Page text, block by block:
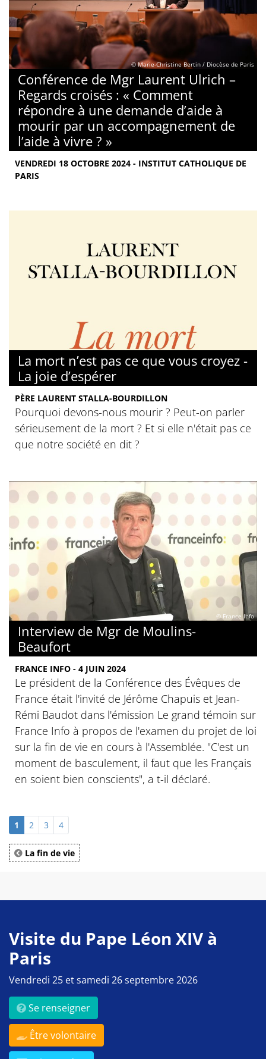
© Marie-Christine Bertin / Diocèse de Paris
Conférence de Mgr Laurent Ulrich –
Regards croisés : « Comment
répondre à une demande d’aide à
mourir par un accompagnement de
l’aide à vivre ? »
VENDREDI 18 OCTOBRE 2024 - INSTITUT CATHOLIQUE DE
PARIS
La mort n’est pas ce que vous croyez -
La joie d’espérer
PÈRE LAURENT STALLA-BOURDILLON
Pourquoi devons-nous mourir ? Peut-on parler
sérieusement de la mort ? Et si elle n'était pas ce
que notre société en dit ?
© France Info
Interview de Mgr de Moulins-
Beaufort
FRANCE INFO - 4 JUIN 2024
Le président de la Conférence des Évêques de
France était l'invité de Jérôme Chapuis et Jean-
Rémi Baudot dans l'émission Le grand témoin sur
France Info à propos de l'examen du projet de loi
sur la fin de vie en cours à l'Assemblée. "C'est un
moment de basculement, il faut que les Français
en soient bien conscients", a t-il déclaré.
1 2 3 4
La fin de vie
Visite du Pape Léon XIV à
Paris
Vendredi 25 et samedi 26 septembre 2026
Se renseigner
Être volontaire